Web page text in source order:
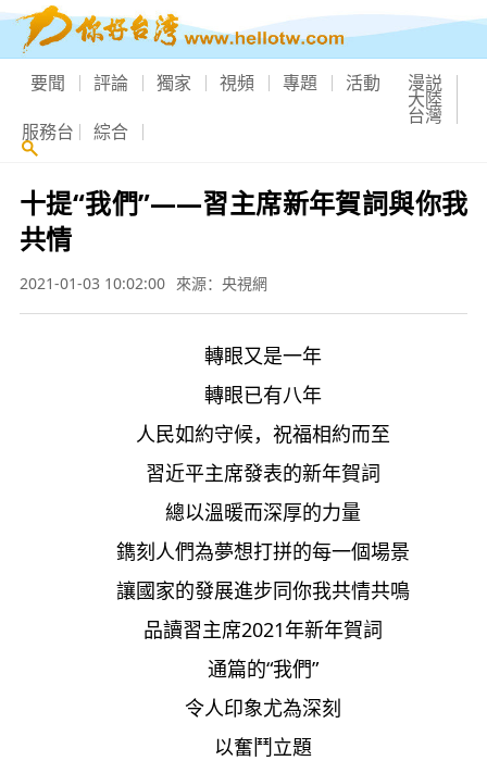
要聞 評論 獨家 視頻 專題 活動 漫説
大陸
台灣
服務台 綜合
十提“我們”——習主席新年賀詞與你我
共情
2021-01-03 10:02:00 來源：央視網
轉眼又是一年
轉眼已有八年
人民如約守候，祝福相約而至
習近平主席發表的新年賀詞
總以溫暖而深厚的力量
鐫刻人們為夢想打拼的每一個場景
讓國家的發展進步同你我共情共鳴
品讀習主席2021年新年賀詞
通篇的“我們”
令人印象尤為深刻
以奮鬥立題